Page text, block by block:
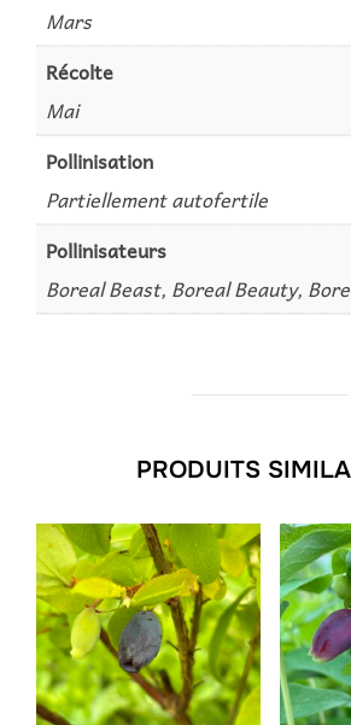
Mars
Récolte
Mai
Pollinisation
Partiellement autofertile
Pollinisateurs
Boreal Beast, Boreal Beauty,
PRODUITS